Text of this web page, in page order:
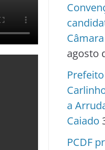
agosto
a
Caiado
PCDF